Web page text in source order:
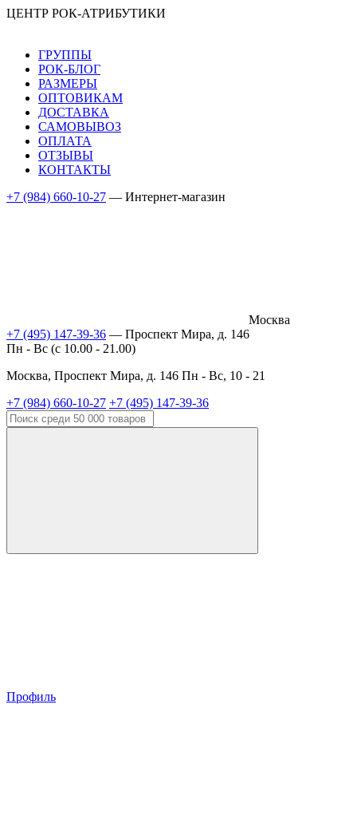
ЦЕНТР РОК-АТРИБУТИКИ
ГРУППЫ
РОК-БЛОГ
РАЗМЕРЫ
ОПТОВИКАМ
ДОСТАВКА
САМОВЫВОЗ
ОПЛАТА
ОТЗЫВЫ
КОНТАКТЫ
+7 (984) 660-10-27 — Интернет-магазин
Москва
+7 (495) 147-39-36 — Проспект Мира, д. 146
Пн - Вс (c 10.00 - 21.00)
Москва, Проспект Мира, д. 146 Пн - Вс, 10 - 21
+7 (984) 660-10-27 +7 (495) 147-39-36
Профиль